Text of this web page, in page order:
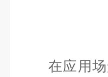
在应用